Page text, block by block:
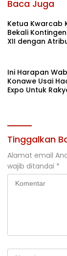
Baca Juga
Ketua Kwarcab
Bekali
XII dengan
Ini Harapan
Konawe Usai
Expo Untuk
Tinggalkan
Alamat email
wajib ditandai *